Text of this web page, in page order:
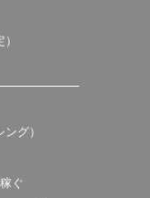
グ）
ぐ